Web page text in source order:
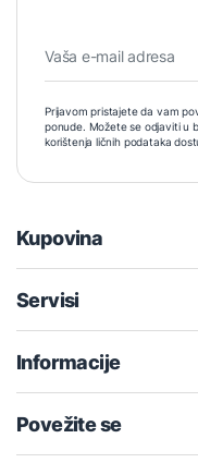
Prijavom pristajete da vam
ponude. Možete se odjaviti u
korištenja ličnih podataka
Kupovina
Servisi
Informacije
Povežite se